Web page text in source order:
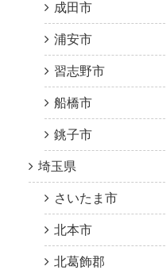
成田市
浦安市
習志野市
船橋市
銚子市
埼玉県
さいたま市
北本市
北葛飾郡